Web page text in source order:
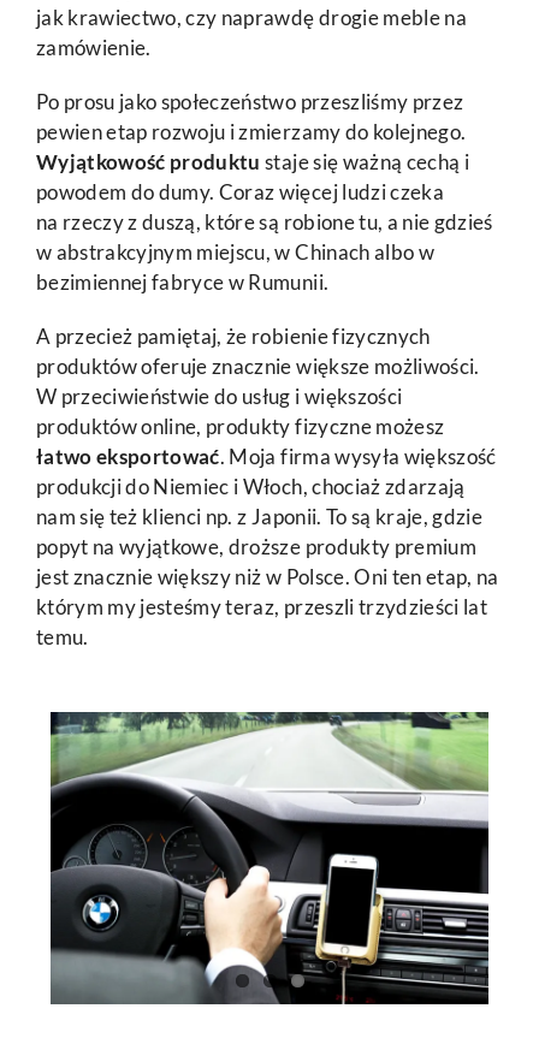
jak krawiectwo, czy naprawdę drogie meble na
zamówienie.
Po prosu jako społeczeństwo przeszliśmy przez
pewien etap rozwoju i zmierzamy do kolejnego.
Wyjątkowość produktu staje się ważną cechą i
powodem do dumy. Coraz więcej ludzi czeka
na rzeczy z duszą, które są robione tu, a nie gdzieś
w abstrakcyjnym miejscu, w Chinach albo w
bezimiennej fabryce w Rumunii.
A przecież pamiętaj, że robienie fizycznych
produktów oferuje znacznie większe możliwości.
W przeciwieństwie do usług i większości
produktów online, produkty fizyczne możesz
łatwo eksportować. Moja firma wysyła większość
produkcji do Niemiec i Włoch, chociaż zdarzają
nam się też klienci np. z Japonii. To są kraje, gdzie
popyt na wyjątkowe, droższe produkty premium
jest znacznie większy niż w Polsce. Oni ten etap, na
którym my jesteśmy teraz, przeszli trzydzieści lat
temu.